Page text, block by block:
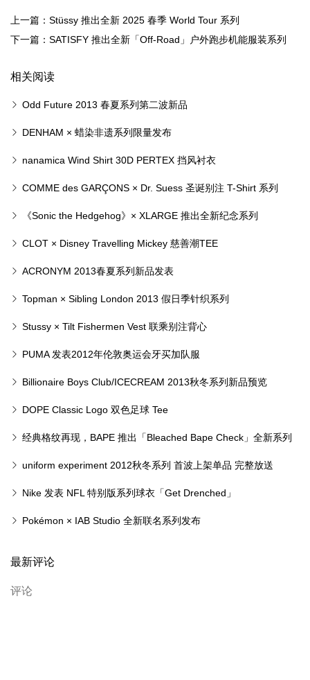
上一篇：Stüssy 推出全新 2025 春季 World Tour 系列
下一篇：SATISFY 推出全新「Off-Road」户外跑步机能服装系列
相关阅读
Odd Future 2013 春夏系列第二波新品
DENHAM × 蜡染非遗系列限量发布
nanamica Wind Shirt 30D PERTEX 挡风衬衣
COMME des GARÇONS × Dr. Suess 圣诞别注 T-Shirt 系列
《Sonic the Hedgehog》× XLARGE 推出全新纪念系列
CLOT × Disney Travelling Mickey 慈善潮TEE
ACRONYM 2013春夏系列新品发表
Topman × Sibling London 2013 假日季针织系列
Stussy × Tilt Fishermen Vest 联乘别注背心
PUMA 发表2012年伦敦奥运会牙买加队服
Billionaire Boys Club/ICECREAM 2013秋冬系列新品预览
DOPE Classic Logo 双色足球 Tee
经典格纹再现，BAPE 推出「Bleached Bape Check」全新系列
uniform experiment 2012秋冬系列 首波上架单品 完整放送
Nike 发表 NFL 特别版系列球衣「Get Drenched」
Pokémon × IAB Studio 全新联名系列发布
最新评论